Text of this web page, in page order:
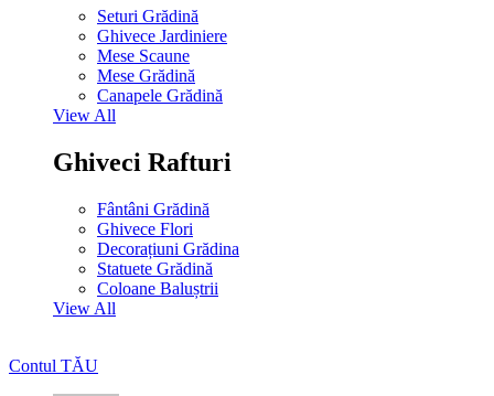
Seturi Grădină
Ghivece Jardiniere
Mese Scaune
Mese Grădină
Canapele Grădină
View All
Ghiveci Rafturi
Fântâni Grădină
Ghivece Flori
Decorațiuni Grădina
Statuete Grădină
Coloane Baluștrii
View All
Contul TĂU